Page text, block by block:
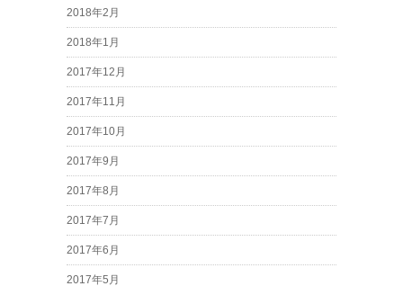
2018年2月
2018年1月
2017年12月
2017年11月
2017年10月
2017年9月
2017年8月
2017年7月
2017年6月
2017年5月